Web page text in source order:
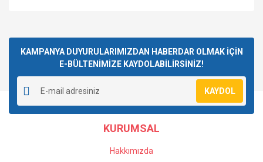
KAMPANYA DUYURULARIMIZDAN HABERDAR OLMAK İÇİN
E-BÜLTENİMİZE KAYDOLABİLİRSİNİZ!
KAYDOL
KURUMSAL
Hakkımızda